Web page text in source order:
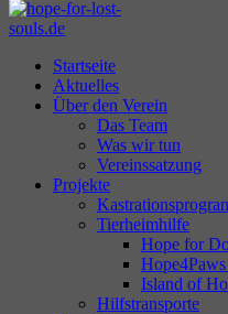
Startseite
Aktuelles
Über den Verein
Das Team
Was wir tun
Vereinssatzung
Projekte
Tierheimhilfe
Hope for
Island of
Hilfstransporte